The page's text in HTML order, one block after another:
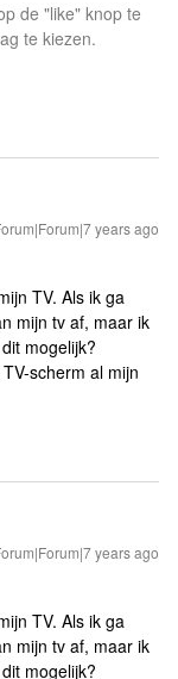
de "like" knop te
te kiezen.
years ago
TV. Als ik ga
mijn tv af, maar ik
mogelijk?
scherm al mijn
years ago
TV. Als ik ga
mijn tv af, maar ik
mogelijk?